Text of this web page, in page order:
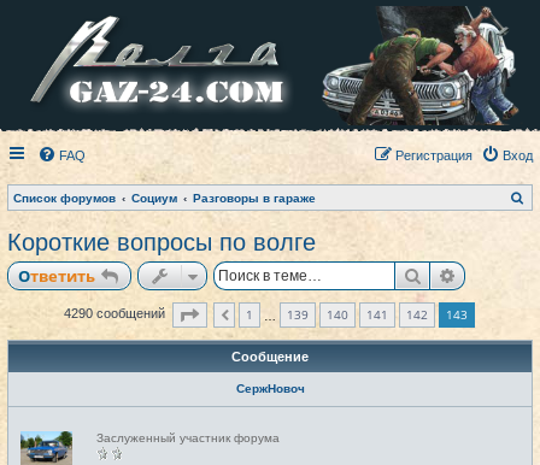
FAQ Вход
Регистрация
Список форумов Социум Разговоры в гараже
о
Короткие вопросы по волге
Ответить Поиск
4290 сообщений Страница из143
Пред.
1 139 140 141 142 143
Сообщение
СержНовоч
Н
е
Заслуженный участник форума